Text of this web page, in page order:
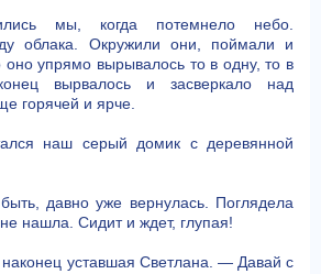
мы, когда потемнело небо.
облака. Окружили они, поймали и
упрямо вырывалось то в одну, то в
вырвалось и засверкало над
горячей и ярче.
наш серый домик с деревянной
давно уже вернулась. Поглядела
нашла. Сидит и ждет, глупая!
уставшая Светлана. — Давай с